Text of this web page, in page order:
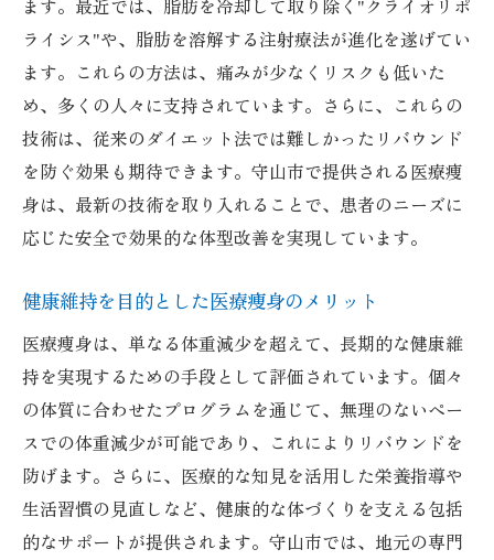
ます。最近では、脂肪を冷却して取り除く"クライオリポ
ライシス"や、脂肪を溶解する注射療法が進化を遂げてい
ます。これらの方法は、痛みが少なくリスクも低いた
め、多くの人々に支持されています。さらに、これらの
技術は、従来のダイエット法では難しかったリバウンド
を防ぐ効果も期待できます。守山市で提供される医療痩
身は、最新の技術を取り入れることで、患者のニーズに
応じた安全で効果的な体型改善を実現しています。
健康維持を目的とした医療痩身のメリット
医療痩身は、単なる体重減少を超えて、長期的な健康維
持を実現するための手段として評価されています。個々
の体質に合わせたプログラムを通じて、無理のないペー
スでの体重減少が可能であり、これによりリバウンドを
防げます。さらに、医療的な知見を活用した栄養指導や
生活習慣の見直しなど、健康的な体づくりを支える包括
的なサポートが提供されます。守山市では、地元の専門